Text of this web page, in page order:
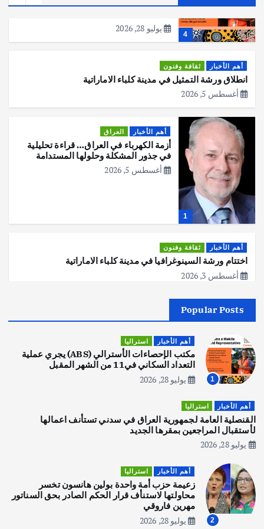
4
عملية التعداد السكاني في11 من الشهر
يوليو 28, 2026
أهم الأخبار ثقافة وفنون
انطلاق ورشة التمثيل في مدينة كلباء الاماراتية
أغسطس 5, 2026
1
أهم الأخبار العراق
أزمة الكهرباء في العراق… قراءة تحليلية
في جذور المشكلة وحلولها المستدامة
أغسطس 5, 2026
أهم الأخبار ثقافة وفنون
اختتام ورشة السينوغرافيا في مدينة كلباء الاماراتية
أغسطس 3, 2026
2
اصبح بطلاً لأستراليا بلعبة كمال الاجسام
يوليو 30, 2026
3
يوليو 30, 2026
4
المقبل
يوليو 28, 2026
Popular Posts
1
أهم الأخبار استراليا
مكتب الإحصاءات الأسترالي (ABS) يجري عملية
التعداد السكاني في11 من الشهر المقبل
يوليو 28, 2026
أهم الأخبار استراليا
القنصلية العامة لجمهورية العراق في سدني تستأنف اعمالها
لأستقبال المراجعين بمقرها الجديد
يوليو 28, 2026
2
أهم الأخبار استراليا
زعيمة حزب أمة واحدة بولين هانسون تخسر
محاولتها لاستنأف قرار الحكم الصادر بحق السناتور
مهرين فاروقي
يوليو 28, 2026